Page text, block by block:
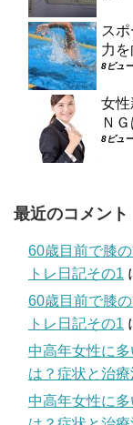
ス
力
8ビュー
女性
Ｎ
8ビュー
最近のコメント
60歳目前で膝
トレ日記その1
60歳目前で膝
トレ日記その1
中高年女性に
は？症状と治
中高年女性に